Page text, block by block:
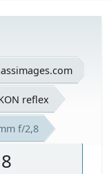
reflex
f/2,8